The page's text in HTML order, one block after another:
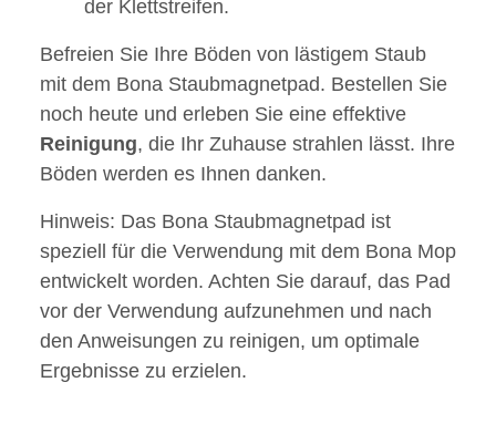
der Klettstreifen.
Befreien Sie Ihre Böden von lästigem Staub
mit dem Bona Staubmagnetpad. Bestellen Sie
noch heute und erleben Sie eine effektive
Reinigung, die Ihr Zuhause strahlen lässt. Ihre
Böden werden es Ihnen danken.
Hinweis: Das Bona Staubmagnetpad ist
speziell für die Verwendung mit dem Bona Mop
entwickelt worden. Achten Sie darauf, das Pad
vor der Verwendung aufzunehmen und nach
den Anweisungen zu reinigen, um optimale
Ergebnisse zu erzielen.